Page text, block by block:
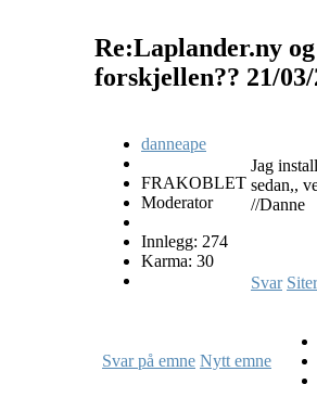
Re:Laplander.ny
forskjellen?? 21/
danneape
FRAKOBLET
Moderator
Innlegg: 274
Karma: 30
Jag
sedan,,
//Danne
Svar Siter
Svar på emne Nytt emne